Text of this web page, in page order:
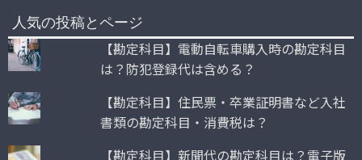
人気の投稿とページ
【勘定科目】電動自転車購入時の勘定科目
は？防犯登録代は含める？
【勘定科目】住民票・卒業証明書など入社
書類の勘定科目・消費税は？